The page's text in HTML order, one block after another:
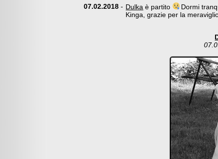
07.02.2018 - Dulka è partito
Dormi
Kinga, grazie per la